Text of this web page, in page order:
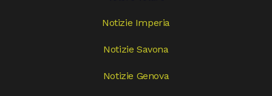
Notizie Imperia
Notizie Savona
Notizie Genova